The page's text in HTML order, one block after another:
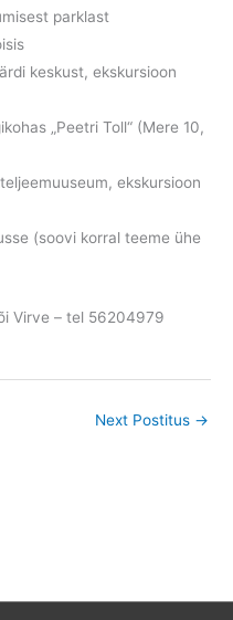
parklast
keskust, ekskursioon
„Peetri Toll“ (Mere 10,
ekskursioon
(soovi korral teeme ühe
Virve – tel 56204979
Next Postitus →